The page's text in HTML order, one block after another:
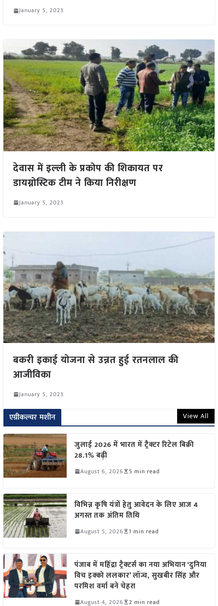
January 5, 2023
देवास में इल्ली के प्रकोप की शिकायत पर
डायग्नोस्टिक टीम ने किया निरीक्षण
January 5, 2023
बकरी इकाई योजना से उन्नत हुई रतनलाल की
आजीविका
January 5, 2023
एग्रीकल्चर मशीन View All
जुलाई 2026 में भारत में ट्रैक्टर रिटेल बिक्री
28.1% बढ़ी
August 6, 2026 5 min read
विभिन्न कृषि यंत्रों हेतु आवेदन के लिए आज 4
अगस्त तक अंतिम तिथि
August 5, 2026 1 min read
पंजाब में महिंद्रा ट्रैक्टर्स का नया अभियान ‘दुनिया
विच इक्को ललकार’ लॉन्च, सुखबीर सिंह और
परमिश वर्मा बने चेहरा
August 4, 2026 2 min read